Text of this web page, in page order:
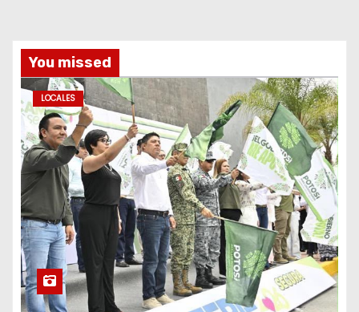
You missed
LOCALES